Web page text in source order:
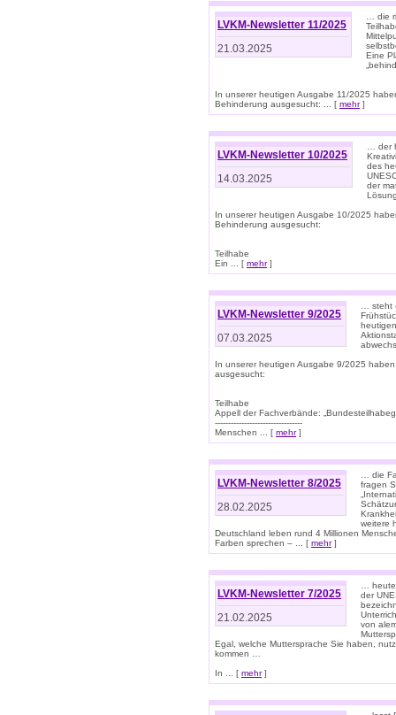
LVKM-Newsletter 11/2025
21.03.2025
… die
Eine
In unserer heutigen Ausgabe 11/2025
Behinderung ausgesucht: ... [ mehr]
LVKM-Newsletter 10/2025
14.03.2025
… der
des
der
In unserer heutigen Ausgabe 10/2025
Behinderung ausgesucht:
Teilhabe
Ein ... [ mehr]
LVKM-Newsletter 9/2025
07.03.2025
… steht
In unserer heutigen Ausgabe 9/2025
ausgesucht:
Teilhabe
Appell der Fachverbände:
---------------------------------
Menschen ... [ mehr]
LVKM-Newsletter 8/2025
28.02.2025
… die
fragen
weitere
Deutschland leben rund 4 Millionen
Farben sprechen – ... [ mehr]
LVKM-Newsletter 7/2025
21.02.2025
…
der
von
Egal, welche Muttersprache Sie haben,
kommen …
In ... [ mehr]